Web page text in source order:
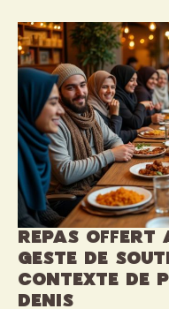
Repas offert
geste de
contexte de
Denis